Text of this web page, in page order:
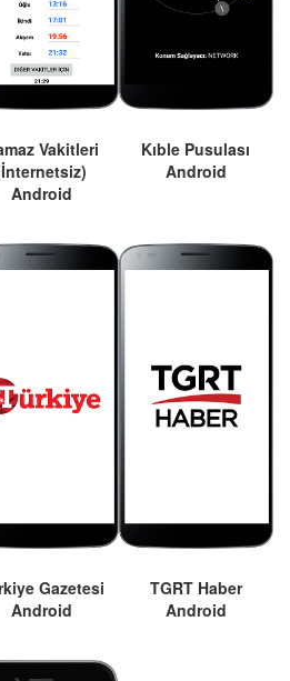
Vakitleri
Android
Kıble Pusulası
Android
Gazetesi
Android
TGRT Haber
Android